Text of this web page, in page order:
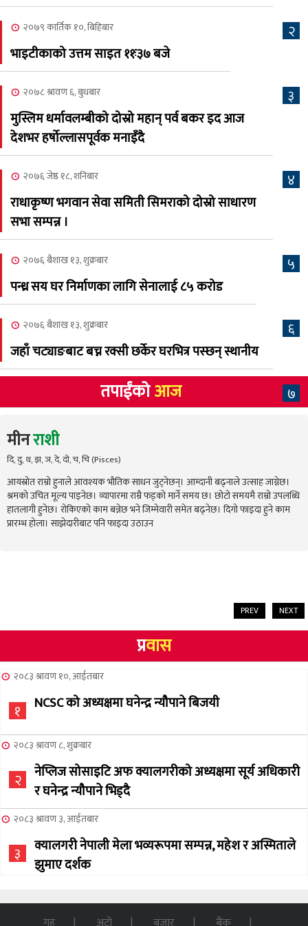
कामना खबर पत्रिका
७ क्यालगरी नेपाली मेला
२०८३ श्रावण २, शनिबार
८
क्यालगरी नेपाली मेलाको
अस्मिताको बेजोड प्रस्तुती रहने
२
२०७९ कार्तिक १०, बिहिबार
भाइटीकाको उत्तम साइत ११ः३७ बजे
३
२०७८ श्रावण ६, बुधबार
मुस्लिम धर्मावलम्बीको दोस्रो महान् पर्व बकर इद आज
देशभर हर्षोल्लासपूर्वक मनाइँदै
४
२०७६ जेष्ठ १८, शनिबार
राधाकृष्ण भगवान सेवा समिती सिमराको दोस्रो साधारण
सभा सम्पन्न ।
५
२०७६ बैशाख १३, शुक्रबार
पन्ध्र सय घर निर्माणका लागि सेनालाई ८५ करोड
६
२०७६ बैशाख १३, शुक्रबार
जहाँ चट्याङबाट बच्न रक्सी छर्केर घरभित्र पस्छन् स्थानीय
७
तपाईंकोआज
मीनराशी
दि, दु, थ, झ, ञ, दे, दो, च, चि (Pisces)
आयस्रोत राम्रो हुनाले आवश्यक भौतिक साधन जुट्नेछन्। आम्दानी बढ्नाले उत्साह जाग्नेछ।
श्रमको उचित मूल्य पाइनेछ। व्यापारमा राम्रै फड्को मार्ने समय छ। छोटो समयमै राम्रो उपलब्धि
हातलागी हुनेछ। रोकिएको काम बन्नेछ भने जिम्मेवारी समेत बढ्नेछ। दिगो फाइदा हुने काम
प्रारम्भ होला। साझेदारीबाट पनि फाइदा उठाउन
PREV NEXT
प्रवास
२०८३ श्रावण १०, आईतबार
१ NCSC को अध्यक्षमा घनेन्द्र न्यौपाने बिजयी
२०८३ श्रावण ८, शुक्रबार
२
नेप्लिज सोसाइटि अफ क्यालगरीको अध्यक्षमा सूर्य अधिकारी
र घनेन्द्र न्यौपाने भिड्दै
२०८३ श्रावण ३, आईतबार
३
क्यालगरी नेपाली मेला भव्यरूपमा सम्पन्न, महेश र अस्मिताले
झुमाए दर्शक
NCSC को अध्यक्ष पदको लागी सूर्य अधिकारीको उम्मेदवारी